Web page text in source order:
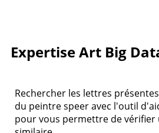
Expertise Art Big
Rechercher les lettres
du peintre speer avec l'outil
pour vous permettre de vérifier